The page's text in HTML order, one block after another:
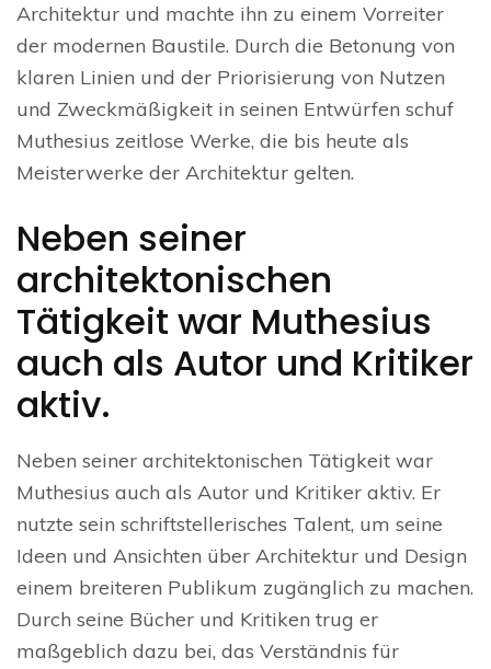
Architektur und machte ihn zu einem Vorreiter
der modernen Baustile. Durch die Betonung von
klaren Linien und der Priorisierung von Nutzen
und Zweckmäßigkeit in seinen Entwürfen schuf
Muthesius zeitlose Werke, die bis heute als
Meisterwerke der Architektur gelten.
Neben seiner
architektonischen
Tätigkeit war Muthesius
auch als Autor und Kritiker
aktiv.
Neben seiner architektonischen Tätigkeit war
Muthesius auch als Autor und Kritiker aktiv. Er
nutzte sein schriftstellerisches Talent, um seine
Ideen und Ansichten über Architektur und Design
einem breiteren Publikum zugänglich zu machen.
Durch seine Bücher und Kritiken trug er
maßgeblich dazu bei, das Verständnis für